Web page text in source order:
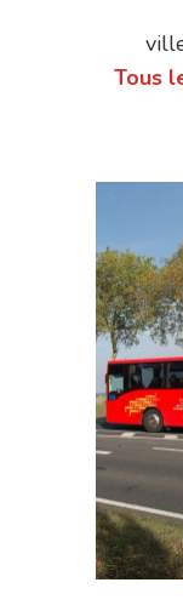
Tous